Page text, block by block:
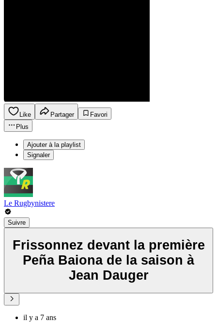
Like Partager
Favori
Plus
Ajouter à la playlist
Signaler
Le Rugbynistere
Suivre
Frissonnez devant la première
Peña Baiona de la saison à
Jean Dauger
il y a 7 ans